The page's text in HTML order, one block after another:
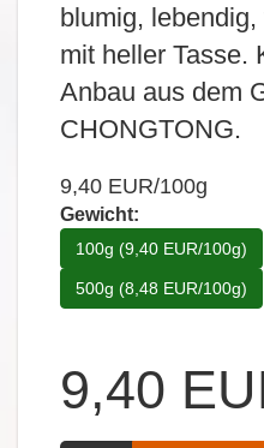
blumig,
mit heller Tasse.
Anbau aus dem
CHONGTONG.
9,40 EUR/100g
Gewicht:
100g (9,40 EUR/100g)
500g (8,48 EUR/100g)
9,40